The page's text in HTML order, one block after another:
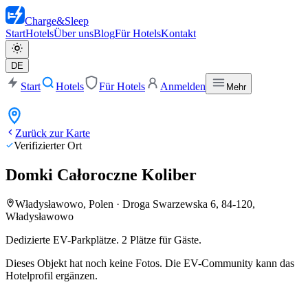
Charge&Sleep
StartHotelsÜber unsBlogFür HotelsKontakt
DE
Start Hotels Für Hotels Anmelden Mehr
Zurück zur Karte
Verifizierter Ort
Domki Całoroczne Koliber
Władysławowo, Polen · Droga Swarzewska 6, 84-120,
Władysławowo
Dedizierte EV-Parkplätze. 2 Plätze für Gäste.
Dieses Objekt hat noch keine Fotos. Die EV-Community kann das
Hotelprofil ergänzen.